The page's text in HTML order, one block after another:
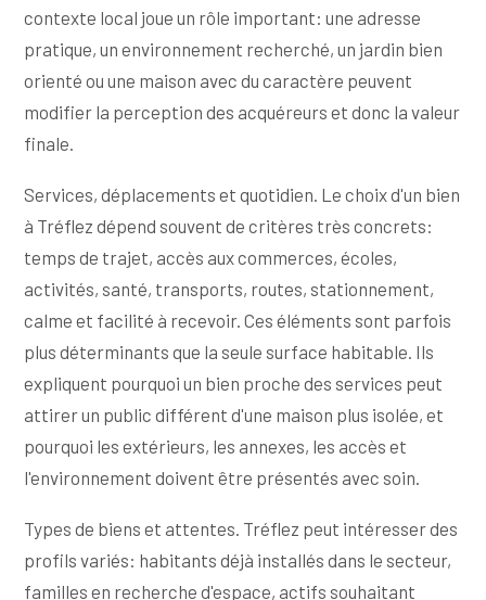
contexte local joue un rôle important: une adresse
pratique, un environnement recherché, un jardin bien
orienté ou une maison avec du caractère peuvent
modifier la perception des acquéreurs et donc la valeur
finale.
Services, déplacements et quotidien. Le choix d'un bien
à Tréflez dépend souvent de critères très concrets:
temps de trajet, accès aux commerces, écoles,
activités, santé, transports, routes, stationnement,
calme et facilité à recevoir. Ces éléments sont parfois
plus déterminants que la seule surface habitable. Ils
expliquent pourquoi un bien proche des services peut
attirer un public différent d'une maison plus isolée, et
pourquoi les extérieurs, les annexes, les accès et
l'environnement doivent être présentés avec soin.
Types de biens et attentes. Tréflez peut intéresser des
profils variés: habitants déjà installés dans le secteur,
familles en recherche d'espace, actifs souhaitant